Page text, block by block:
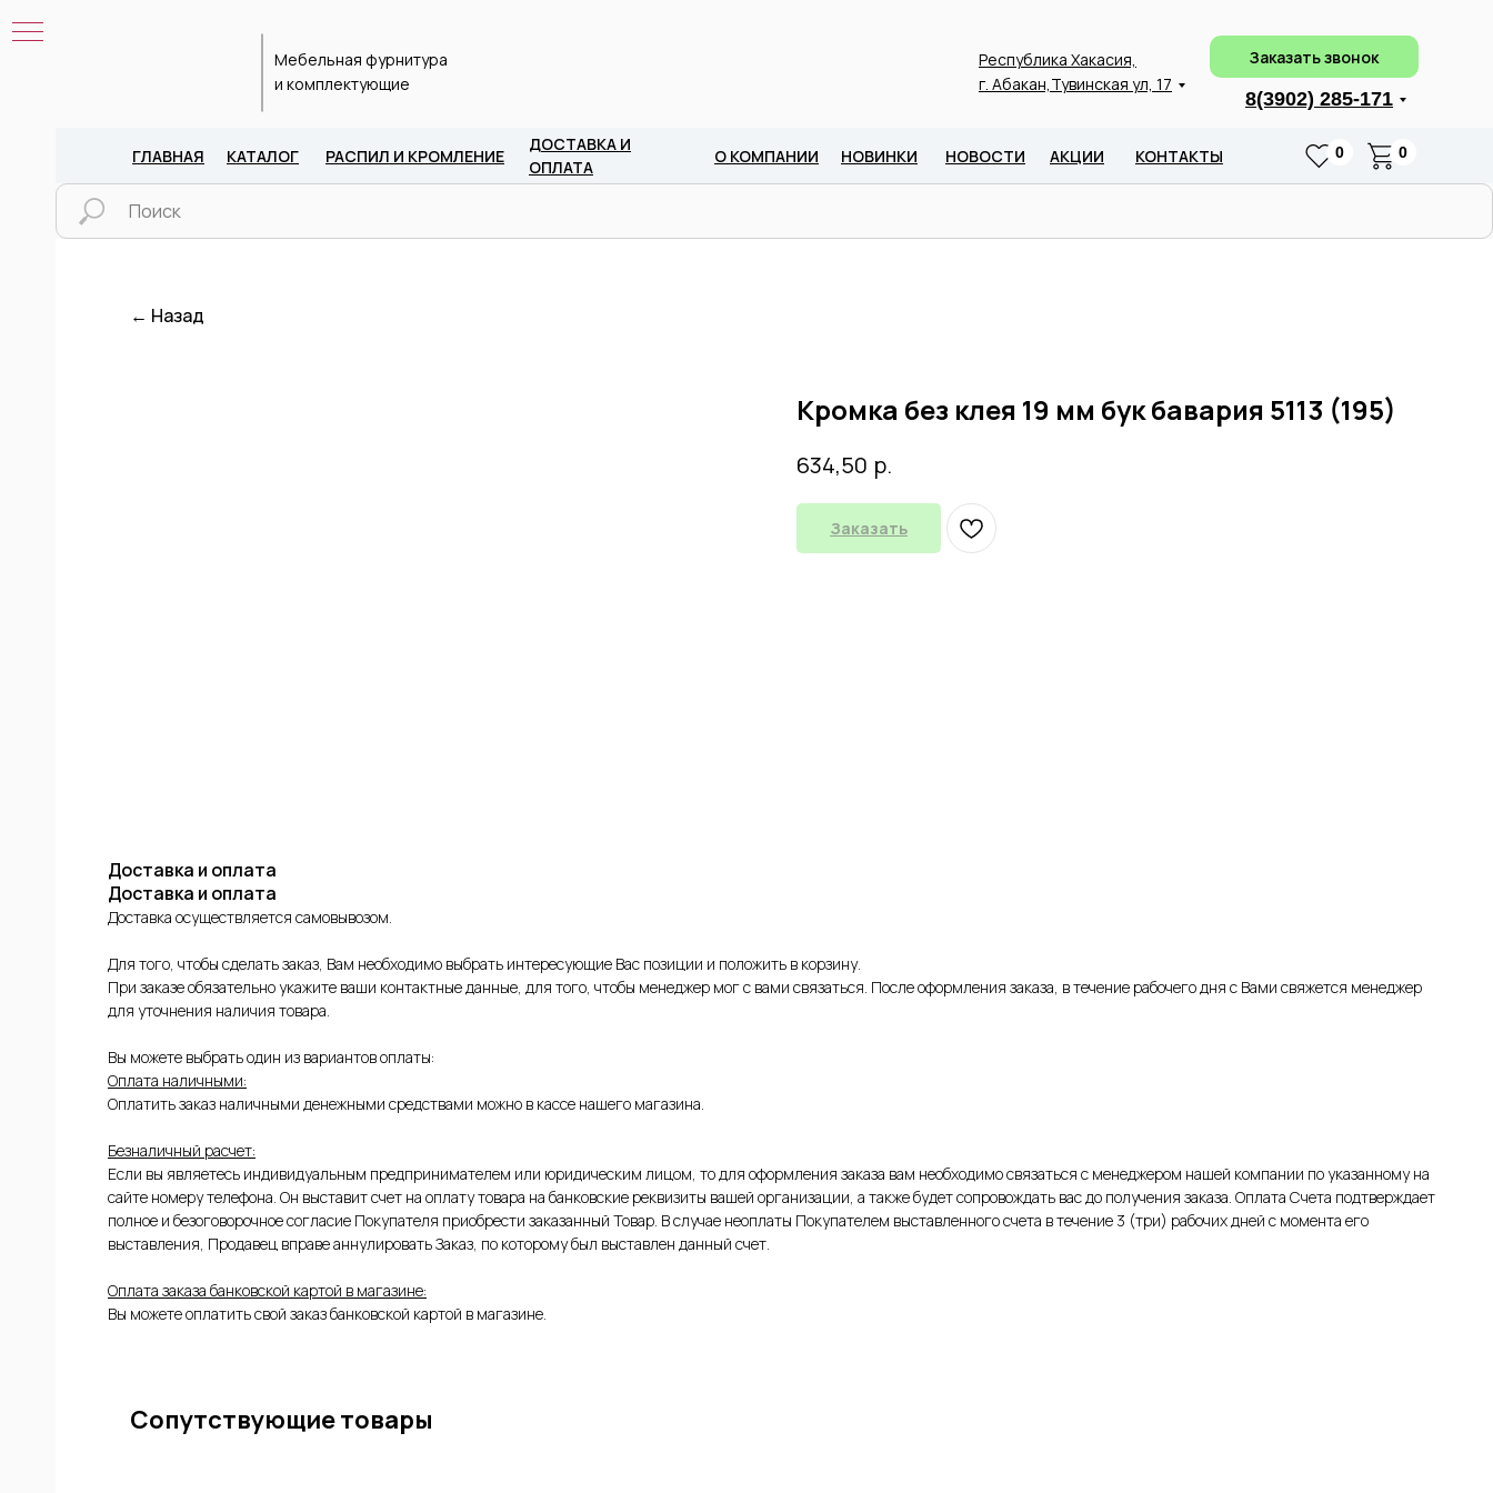
Республика Хакасия,
г. Абакан,Тувинская ул, 17
8(3902) 285-171
Заказать звонок
Мебельная фурнитура
и комплектующие
0
0
ГЛАВНАЯ КАТАЛОГ РАСПИЛ И КРОМЛЕНИЕ
ДОСТАВКА И
ОПЛАТА
О КОМПАНИИ АКЦИИ
НОВОСТИ
НОВИНКИ КОНТАКТЫ
← Назад
Кромка без клея 19 мм бук бавария 5113 (195)
634,50 р.
Заказать
Доставка и оплата
Доставка и оплата
Доставка осуществляется самовывозом.
Для того, чтобы сделать заказ, Вам необходимо выбрать интересующие Вас позиции и положить в корзину.
При заказе обязательно укажите ваши контактные данные, для того, чтобы менеджер мог с вами связаться. После оформления заказа, в течение рабочего дня с Вами свяжется менеджер
для уточнения наличия товара.
Вы можете выбрать один из вариантов оплаты:
Оплата наличными:
Оплатить заказ наличными денежными средствами можно в кассе нашего магазина.
Безналичный расчет:
Если вы являетесь индивидуальным предпринимателем или юридическим лицом, то для оформления заказа вам необходимо связаться с менеджером нашей компании по указанному на
сайте номеру телефона. Он выставит счет на оплату товара на банковские реквизиты вашей организации, а также будет сопровождать вас до получения заказа. Оплата Счета подтверждает
полное и безоговорочное согласие Покупателя приобрести заказанный Товар. В случае неоплаты Покупателем выставленного счета в течение 3 (три) рабочих дней с момента его
выставления, Продавец вправе аннулировать Заказ, по которому был выставлен данный счет.
Оплата заказа банковской картой в магазине:
Вы можете оплатить свой заказ банковской картой в магазине.
Сопутствующие товары